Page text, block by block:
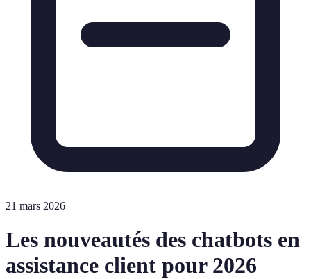
21 mars 2026
Les nouveautés des chatbots en
assistance client pour 2026